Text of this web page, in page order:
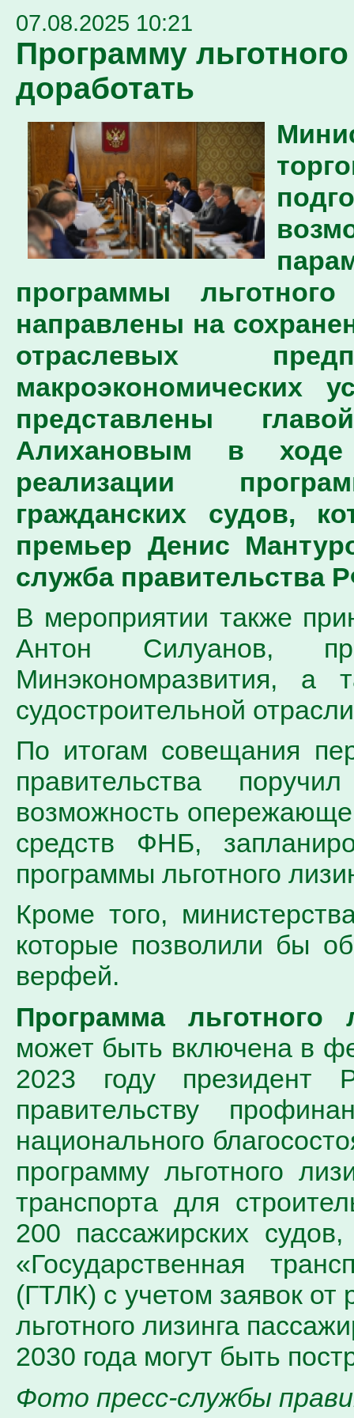
07.08.2025 10:21
Программу
доработать
программы
направлены на
отраслевых
макроэкономических
представлены
Алихановым в
реализации
гражданских судов,
премьер Денис
служба правительства
В мероприятии также
Антон Силуанов,
Минэкономразвития, а
судостроительной
По итогам совещания
правительства
возможность
средств ФНБ,
программы льготного
Кроме того,
которые позволили бы
верфей.
Программа льготного
может быть включена в
2023 году президент
правительству
национального
программу льготного
транспорта для
200 пассажирских
«Государственная
(ГТЛК) с учетом заявок от
льготного лизинга
2030 года могут быть
Фото пресс-службы